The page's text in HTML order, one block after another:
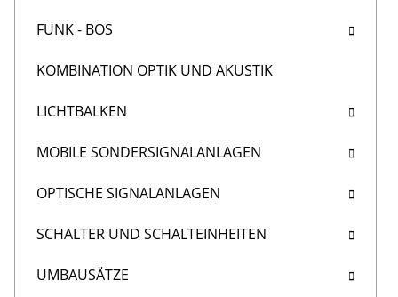
FUNK - BOS
KOMBINATION OPTIK UND AKUSTIK
LICHTBALKEN
MOBILE SONDERSIGNALANLAGEN
OPTISCHE SIGNALANLAGEN
SCHALTER UND SCHALTEINHEITEN
UMBAUSÄTZE